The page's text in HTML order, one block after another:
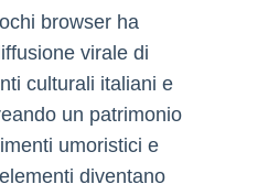
browser ha
virale di
culturali italiani e
un patrimonio
umoristici e
diventano